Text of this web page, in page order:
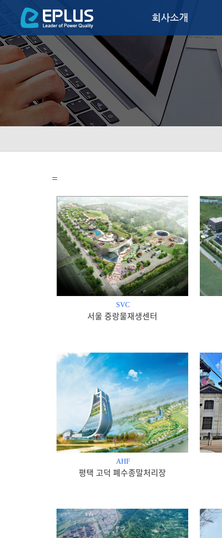
회사소개
=
SVC
서울 중랑물재생센터
AHF
평택 고덕 폐수종말처리장